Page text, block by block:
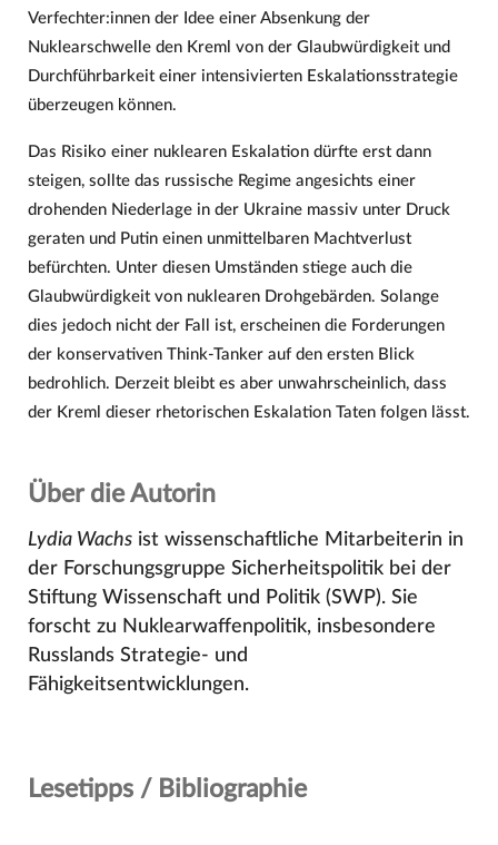
Verfechter:innen der Idee einer Absenkung der
Nuklearschwelle den Kreml von der Glaubwürdigkeit und
Durchführbarkeit einer intensivierten Eskalationsstrategie
überzeugen können.
Das Risiko einer nuklearen Eskalation dürfte erst dann
steigen, sollte das russische Regime angesichts einer
drohenden Niederlage in der Ukraine massiv unter Druck
geraten und Putin einen unmittelbaren Machtverlust
befürchten. Unter diesen Umständen stiege auch die
Glaubwürdigkeit von nuklearen Drohgebärden. Solange
dies jedoch nicht der Fall ist, erscheinen die Forderungen
der konservativen Think-Tanker auf den ersten Blick
bedrohlich. Derzeit bleibt es aber unwahrscheinlich, dass
der Kreml dieser rhetorischen Eskalation Taten folgen lässt.
Über die Autorin
Lydia Wachsist wissenschaftliche Mitarbeiterin in
der Forschungsgruppe Sicherheitspolitik bei der
Stiftung Wissenschaft und Politik (SWP). Sie
forscht zu Nuklearwaffenpolitik, insbesondere
Russlands Strategie- und
Fähigkeitsentwicklungen.
Lesetipps / Bibliographie